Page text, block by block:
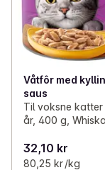
Våtfôr med
saus
Til voksne katter
år, 400 g,
32,10 kr
80,25 kr /kg